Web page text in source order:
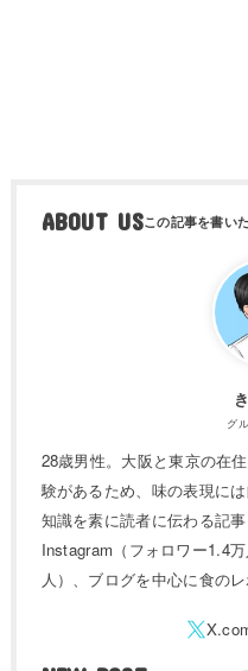
ABOUT US
グ
28歳男性。大阪と東京の在
験があるため、味の表現に
知識を素に読者に伝わる記事
Instagram（フォロワー1.4
人）、ブログを中心に食の